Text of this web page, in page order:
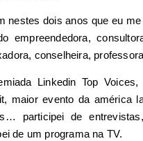
nestes dois anos que eu
empreendedora,
conselheira,
Linkedin Top
maior evento da américa
participei de
de um programa na TV.